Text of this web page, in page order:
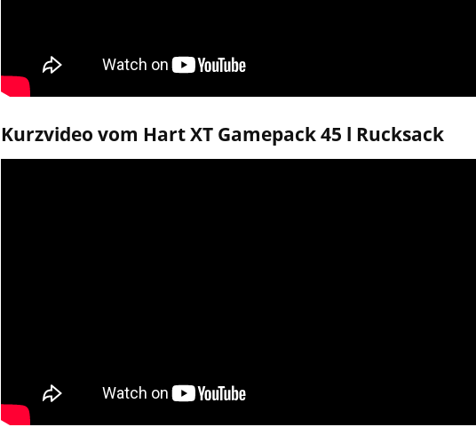
Kurzvideo vom Hart XT Gamepack 45 l Rucksack